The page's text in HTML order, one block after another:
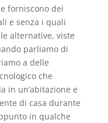
forniscono dei
e senza i quali
alternative, viste
parliamo di
a delle
che
in un’abitazione e
di casa durante
in qualche